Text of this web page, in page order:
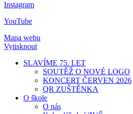
Instagram
YouTube
Mapa webu
Vytisknout
SLAVÍME 75. LET
SOUTĚŽ O NOVÉ LOGO
KONCERT ČERVEN 2026
QR ZUŠTĚNKA
O škole
O nás